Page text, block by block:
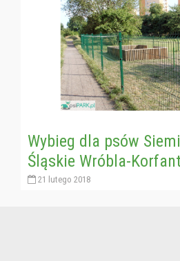
Wybieg dla psów
Śląskie Wróbla-
21 lutego 2018